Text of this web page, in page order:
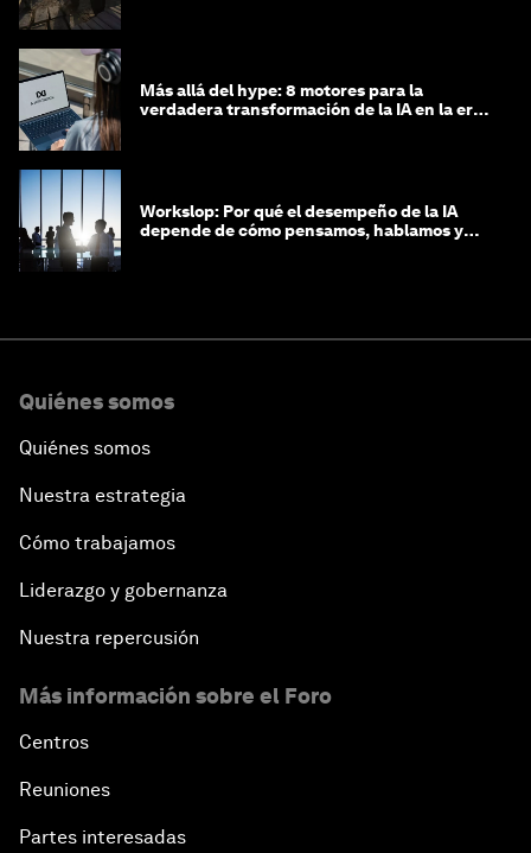
Más allá del hype: 8 motores para la
verdadera transformación de la IA en la era
Workslop: Por qué el desempeño de la IA
depende de cómo pensamos, hablamos y
Quiénes somos
Quiénes somos
Nuestra estrategia
Cómo trabajamos
Liderazgo y gobernanza
Nuestra repercusión
Más información sobre el Foro
Centros
Reuniones
Partes interesadas